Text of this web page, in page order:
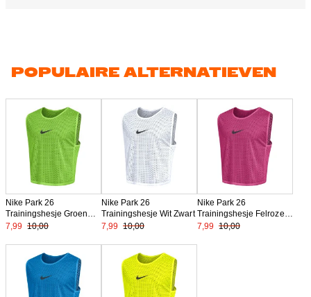
POPULAIRE ALTERNATIEVEN
Nike Park 26
Trainingshesje Groen
Zwart
7,99 10,00
Nike Park 26
Trainingshesje Wit Zwart
7,99 10,00
Nike Park 26
Trainingshesje Felroze
Zwart
7,99 10,00